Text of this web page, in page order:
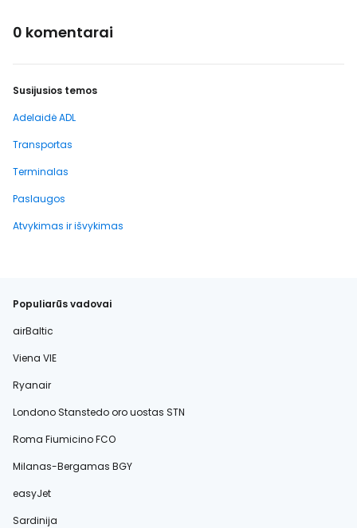
0 komentarai
Susijusios temos
Adelaidė ADL
Transportas
Terminalas
Paslaugos
Atvykimas ir išvykimas
Populiarūs vadovai
airBaltic
Viena VIE
Ryanair
Londono Stanstedo oro uostas STN
Roma Fiumicino FCO
Milanas-Bergamas BGY
easyJet
Sardinija